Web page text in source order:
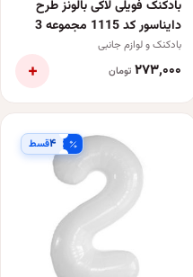
بادکنک فویلی لاکی بالونز طرح
دایناسور کد 1115 مجموعه 3
عددی
بادکنک و لوازم جانبی
۲۷۳٬۰۰۰ تومان +
۴قسط